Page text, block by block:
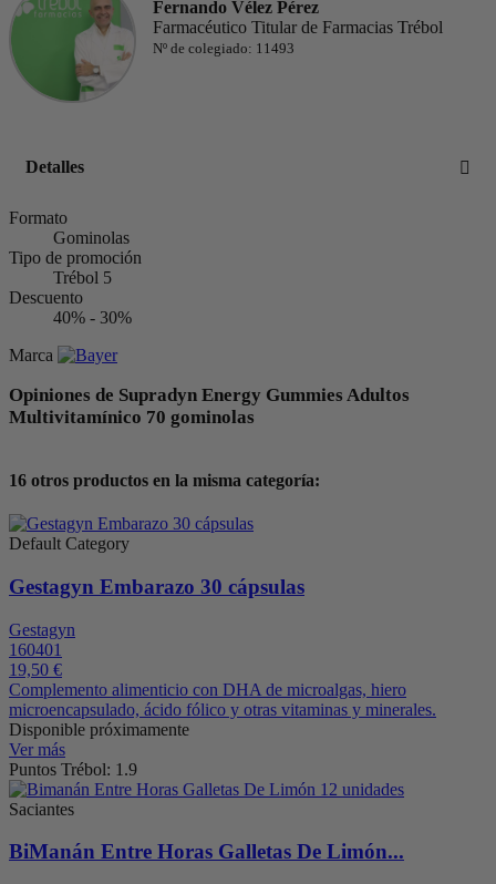
Fernando Vélez Pérez
Farmacéutico Titular de Farmacias Trébol
Nº de colegiado: 11493
Detalles
Formato
Gominolas
Tipo de promoción
Trébol 5
Descuento
40% - 30%
Marca
Opiniones de Supradyn Energy Gummies Adultos
Multivitamínico 70 gominolas
16 otros productos en la misma categoría:
Default Category
Gestagyn Embarazo 30 cápsulas
Gestagyn
160401
19,50 €
Complemento alimenticio con DHA de microalgas, hiero
microencapsulado, ácido fólico y otras vitaminas y minerales.
Disponible próximamente
Ver más
Puntos Trébol: 1.9
Saciantes
BiManán Entre Horas Galletas De Limón...